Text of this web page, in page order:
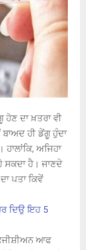
ਹੋਣ ਦਾ ਖ਼ਤਰਾ ਵੀ
ਹੀ ਡੇਂਗੂ ਹੁੰਦਾ
ਅਜਿਹਾ
ਸਕਦਾ ਹੈ। ਜਾਣਦੇ
ਪਤਾ ਕਿਵੇਂ
ਦਿਉ ਇਹ 5
ਆਫ